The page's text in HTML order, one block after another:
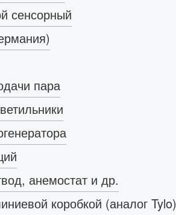
сенсорный
пара
анемостат и др.
коробкой (аналог Tylo)